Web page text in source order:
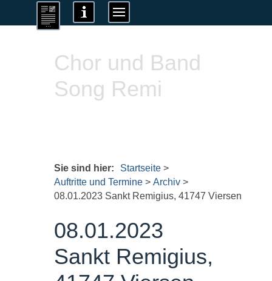
Chor und Band
Song Remi
Sie sind hier: Startseite >
Auftritte und Termine > Archiv >
08.01.2023 Sankt Remigius, 41747 Viersen
08.01.2023
Sankt Remigius,